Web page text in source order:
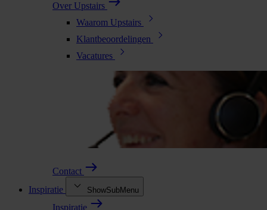
Over Upstairs
Waarom Upstairs
Klantbeoordelingen
Vacatures
Contact
Inspiratie
ShowSubMenu
Inspiratie